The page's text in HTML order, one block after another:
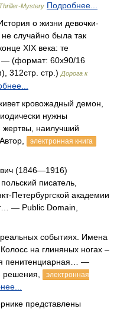
Thriller-Mystery Подробнее...
о жизни девочки-
случайно была так
XIX века: те
(формат: 60х90/16
312стр. стр.) Дорога к
кровожадный демон,
нужны
жертвы, наилучший
электронная книга
(1846—1916)
писатель,
Петербургской академии
— Public Domain,
событиях. Имена
на глиняных ногах –
пенитенциарная… —
решения,
электронная
представлены